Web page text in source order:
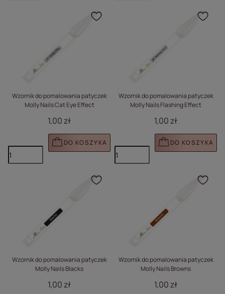
Wzornik do pomalowania patyczek
Molly Nails Cat Eye Effect
1,00 zł
DO KOSZYKA
Kliknij, aby dodać
Wzornik do pomalowania patyczek
Molly Nails Flashing Effect
1,00 zł
DO KOSZYKA
Wzornik do pomalowania patyczek
Molly Nails Blacks
1,00 zł
Kliknij, aby dodać
Wzornik do pomalowania patyczek
Molly Nails Browns
1,00 zł